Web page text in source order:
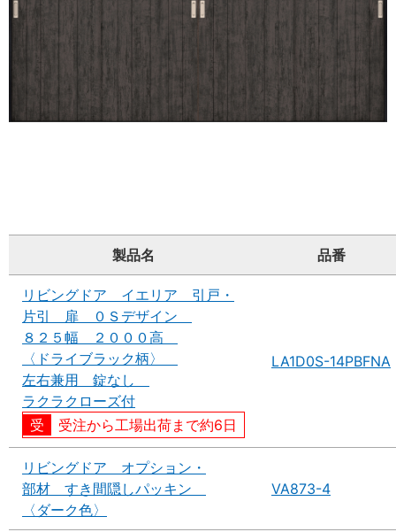
製品名 品番
リビングドア イエリア 引戸・
片引 扉 ０Ｓデザイン
８２５幅 ２０００高
〈ドライブラック柄〉
左右兼用 錠なし
ラクラクローズ付
受注から工場出荷まで約6日
LA1D0S-14PBFNA
リビングドア オプション・
部材 すき間隠しパッキン
〈ダーク色〉
VA873-4